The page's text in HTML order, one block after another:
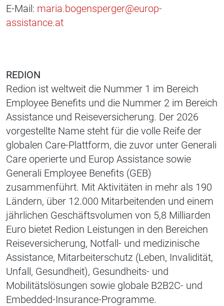
E-Mail: maria.bogensperger@europ-
assistance.at
REDION
Redion ist weltweit die Nummer 1 im Bereich
Employee Benefits und die Nummer 2 im Bereich
Assistance und Reiseversicherung. Der 2026
vorgestellte Name steht für die volle Reife der
globalen Care-Plattform, die zuvor unter Generali
Care operierte und Europ Assistance sowie
Generali Employee Benefits (GEB)
zusammenführt. Mit Aktivitäten in mehr als 190
Ländern, über 12.000 Mitarbeitenden und einem
jährlichen Geschäftsvolumen von 5,8 Milliarden
Euro bietet Redion Leistungen in den Bereichen
Reiseversicherung, Notfall- und medizinische
Assistance, Mitarbeiterschutz (Leben, Invalidität,
Unfall, Gesundheit), Gesundheits- und
Mobilitätslösungen sowie globale B2B2C- und
Embedded-Insurance-Programme.